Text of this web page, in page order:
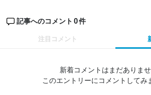
記事へのコメント 0件
注目コメント
新着コメントはまだありませ
このエントリーにコメントしてみ